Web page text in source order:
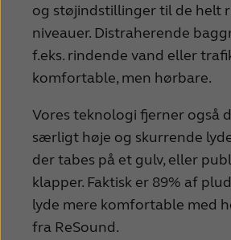
og støjindstillinger til de helt
niveauer. Distraherende
f.eks. rindende vand eller
komfortable, men hørbare.
Vores teknologi fjerner også
særligt høje og skurrende
der tabes på et gulv, eller
klapper. Faktisk er 89% af
lyde mere komfortable med
fra ReSound.